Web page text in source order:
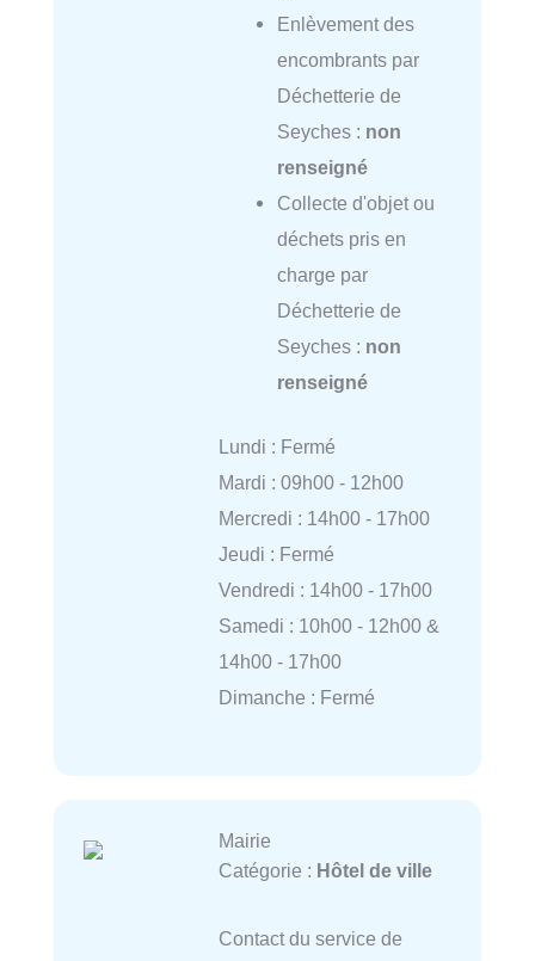
Enlèvement des
encombrants par
Déchetterie de
Seyches : non
renseigné
Collecte d'objet ou
déchets pris en
charge par
Déchetterie de
Seyches : non
renseigné
Lundi : Fermé
Mardi : 09h00 - 12h00
Mercredi : 14h00 - 17h00
Jeudi : Fermé
Vendredi : 14h00 - 17h00
Samedi : 10h00 - 12h00 &
14h00 - 17h00
Dimanche : Fermé
Mairie
Catégorie : Hôtel de ville
Contact du service de